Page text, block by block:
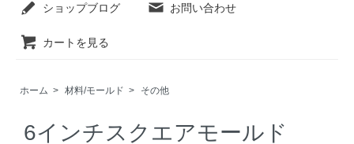
ショップブログ お問い合わせ
カートを見る
ホーム > 材料/モールド > その他
6インチスクエアモールド